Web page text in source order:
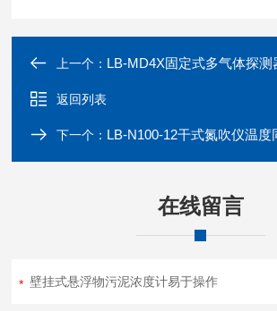
上一个： LB-MD4X固定式多气体探测
返回列表
下一个： LB-N100-12干式氮吹仪温度
在线留言